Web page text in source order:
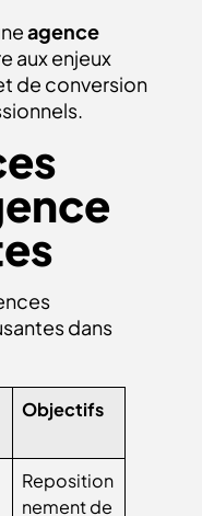
agence
aux enjeux
de conversion
dans
Objectifs
Reposition
nement de